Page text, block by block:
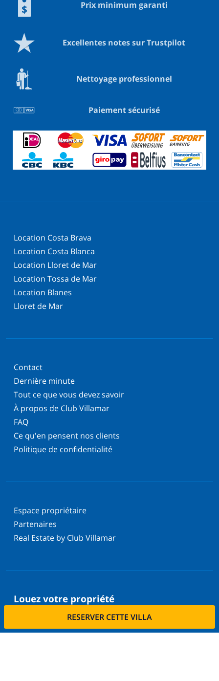
RESERVER CETTE VILLA
Prix minimum garanti
Excellentes notes sur Trustpilot
Nettoyage professionnel
Paiement sécurisé
Location Costa Brava
Location Costa Blanca
Location Lloret de Mar
Location Tossa de Mar
Location Blanes
Lloret de Mar
Contact
Dernière minute
Tout ce que vous devez savoir
À propos de Club Villamar
FAQ
Ce qu'en pensent nos clients
Politique de confidentialité
Espace propriétaire
Partenaires
Real Estate by Club Villamar
Louez votre propriété
Voulez-vous louer votre propriété avec nous?